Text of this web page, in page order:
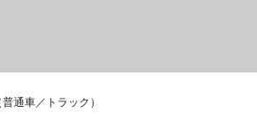
通車／トラック）